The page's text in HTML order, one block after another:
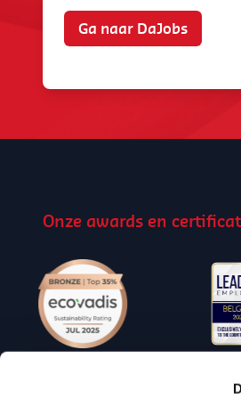
Ga naar DaJobs
Onze awards en